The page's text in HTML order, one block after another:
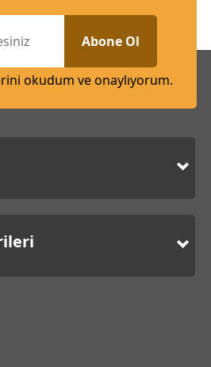
Abone Ol
okudum ve onaylıyorum.